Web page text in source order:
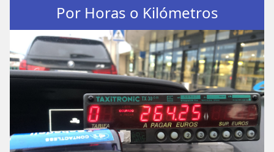
Por Horas o Kilómetros